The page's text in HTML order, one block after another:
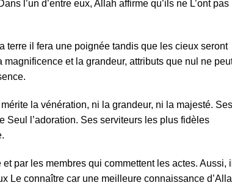
l’un d’entre eux, Allah affirme qu’ils ne L’ont pas
terre il fera une poignée tandis que les cieux seront
et la grandeur, attributs que nul ne
la vénération, ni la grandeur, ni la majesté. Ses
Seul l’adoration. Ses serviteurs les plus fidèles
par les membres qui commettent les actes. Aussi,
Le connaître car une meilleure connaissance